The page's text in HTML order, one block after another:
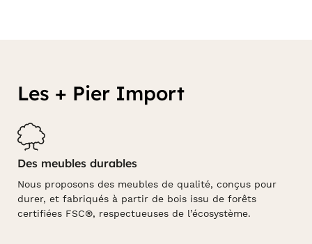
Les + Pier Import
Des meubles durables
Nous proposons des meubles de qualité, conçus pour
durer, et fabriqués à partir de bois issu de forêts
certifiées FSC®, respectueuses de l’écosystème.